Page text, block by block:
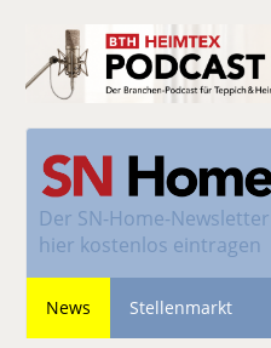
Der SN-Home-Newsletter
hier kostenlos eintragen
News Stellenmarkt